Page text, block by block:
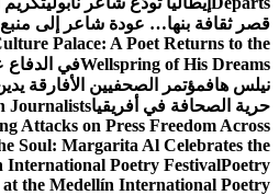
قصر ثقافة بنها… عودة شاعر إلى منبع
Palace: A Poet Returns to the
Wellspring of His Dreamsفي الدفاع
نيلس هافمؤتمر الصحفيين الأفارقة
حرية الصحافة في أفريقياJournalists
Attacks on Press Freedom Across
Soul: Margarita Al Celebrates the
International Poetry FestivalPoetry
at the Medellín International Poetry